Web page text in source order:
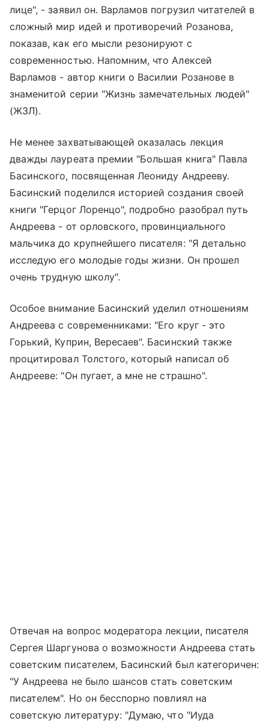
лице", - заявил он. Варламов погрузил читателей в
сложный мир идей и противоречий Розанова,
показав, как его мысли резонируют с
современностью. Напомним, что Алексей
Варламов - автор книги о Василии Розанове в
знаменитой серии "Жизнь замечательных людей"
(ЖЗЛ).
Не менее захватывающей оказалась лекция
дважды лауреата премии "Большая книга" Павла
Басинского, посвященная Леониду Андрееву.
Басинский поделился историей создания своей
книги "Герцог Лоренцо", подробно разобрал путь
Андреева - от орловского, провинциального
мальчика до крупнейшего писателя: "Я детально
исследую его молодые годы жизни. Он прошел
очень трудную школу".
Особое внимание Басинский уделил отношениям
Андреева с современниками: "Его круг - это
Горький, Куприн, Вересаев". Басинский также
процитировал Толстого, который написал об
Андрееве: "Он пугает, а мне не страшно".
Отвечая на вопрос модератора лекции, писателя
Сергея Шаргунова о возможности Андреева стать
советским писателем, Басинский был категоричен:
"У Андреева не было шансов стать советским
писателем". Но он бесспорно повлиял на
советскую литературу: "Думаю, что "Иуда